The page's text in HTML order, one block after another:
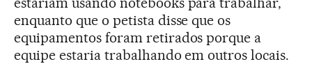
enquanto que o petista disse que os
equipamentos foram retirados porque a
equipe estaria trabalhando em outros locais.